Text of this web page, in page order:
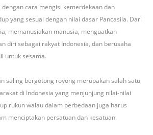
cara mengisi kemerdekaan dan
yang sesuai dengan nilai dasar Pancasila. Dari
memanusiakan manusia, menguatkan
diri sebagai rakyat Indonesia, dan berusaha
untuk sesama.
saling bergotong royong merupakan salah satu
di Indonesia yang menjunjung nilai-nilai
rukun walau dalam perbedaan juga harus
menciptakan persatuan dan kesatuan.